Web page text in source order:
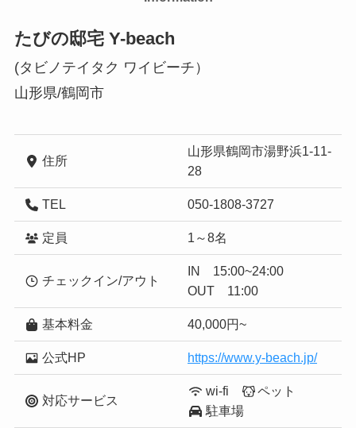
たびの邸宅 Y-beach
(タビノテイタク ワイビーチ）
山形県/鶴岡市
住所
山形県鶴岡市湯野浜1-11-
28
TEL 050-1808-3727
定員 1～8名
チェックイン/アウト
IN 15:00~24:00
OUT 11:00
基本料金 40,000円~
公式HP https://www.y-beach.jp/
対応サービス
wi-fi ペット
駐車場